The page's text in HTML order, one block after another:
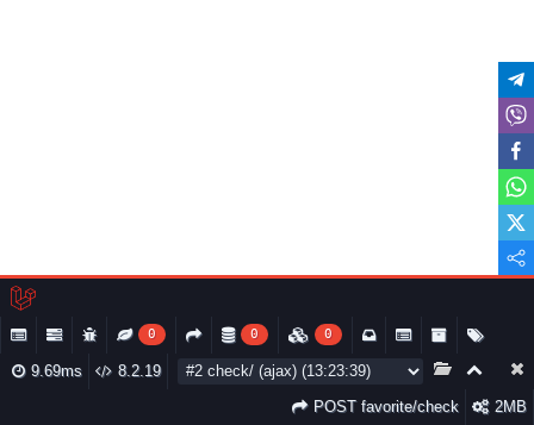
0 0 0
8.2.19
9.69ms
2MB
POST favorite/check